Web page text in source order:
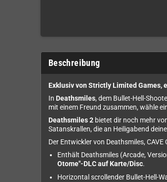
Beschreibung
Exklusiv von Strictly Limited
In Deathsmiles, dem Bullet-Hell-
mit einem Freund zusammen, wähle
Deathsmiles 2 bietet dir noch mehr
Satanskrallen, die an Heiligabend
Der Entwickler von Deathsmiles,
Enthält Deathsmiles (Arcade,
Otome"-DLC auf Karte/Disc.
Horizontal scrollender Bullet-Hell-